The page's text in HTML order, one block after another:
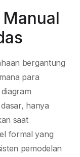
bergantung
para
hanya
saat
formal yang
pemodelan